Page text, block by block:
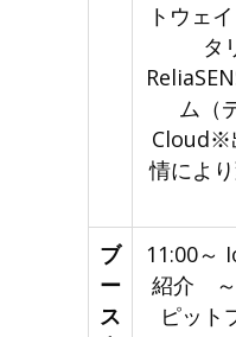
トウェ
タ
ム（
Cloud※
情によ
ブ
ー
ス
11:00～
紹介 ～
ピット